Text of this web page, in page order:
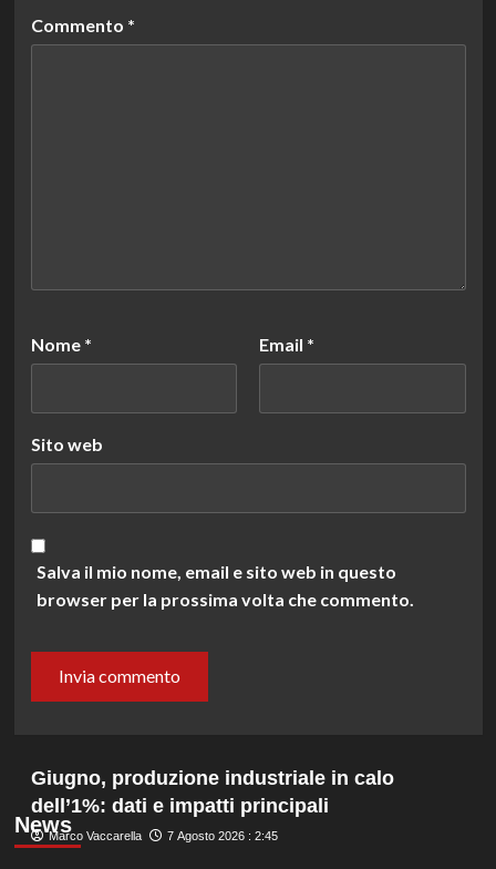
Commento *
Nome * Email *
Sito web
Salva il mio nome, email e sito web in questo
browser per la prossima volta che commento.
News
Giugno, produzione industriale in calo
dell’1%: dati e impatti principali
Marco Vaccarella 7 Agosto 2026 : 2:45